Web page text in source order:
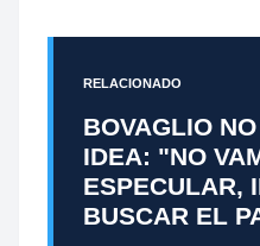
RELACIONADO
BOVAGLIO
IDEA: "NO
ESPECULAR,
BUSCAR EL